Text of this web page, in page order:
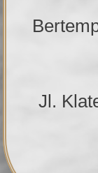
Jl.